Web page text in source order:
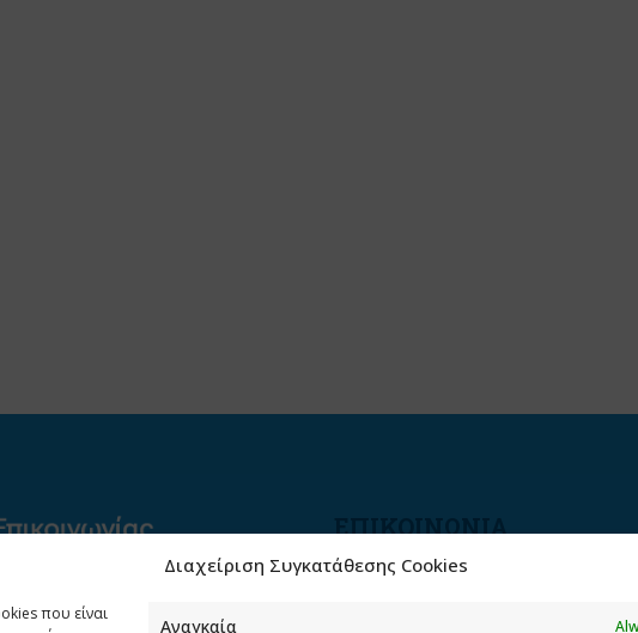
Διαχείριση Συγκατάθεσης Cookies
που είναι
Αναγκαία
ΕΠΙΚΟΙΝΩΝΙΑ
Φραγκούδη 11 & Αλεξάνδρου